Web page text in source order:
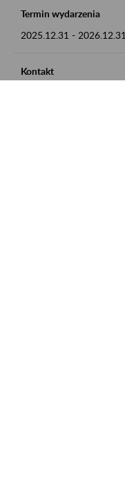
Termin wydarzenia
2025.12.31 - 2026.12.31
Kontakt